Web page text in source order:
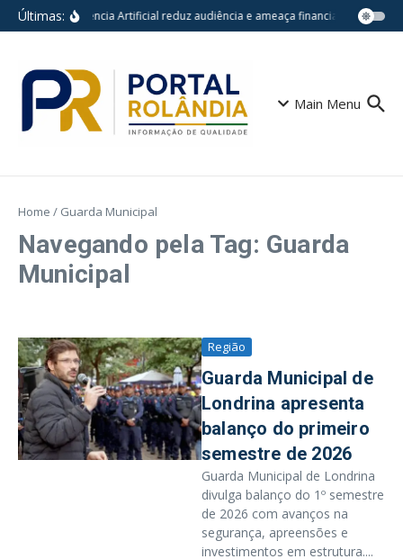
Ir para o conteúdo
Últimas:Inteligência Artificial reduz audiência e ameaça financiamento do
Main Menu
Home / Guarda Municipal
Navegando pela Tag: Guarda
Municipal
Região
Guarda Municipal de
Londrina apresenta
balanço do primeiro
semestre de 2026
Guarda Municipal de Londrina
divulga balanço do 1º semestre
de 2026 com avanços na
segurança, apreensões e
investimentos em estrutura....